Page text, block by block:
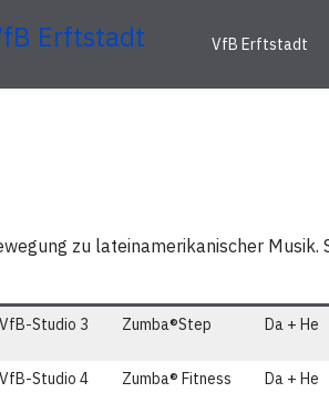
VfB Erftstadt
zu lateinamerikanischer
Studio 3 Zumba®Step Da + He
Studio 4 Zumba® Fitness Da + He